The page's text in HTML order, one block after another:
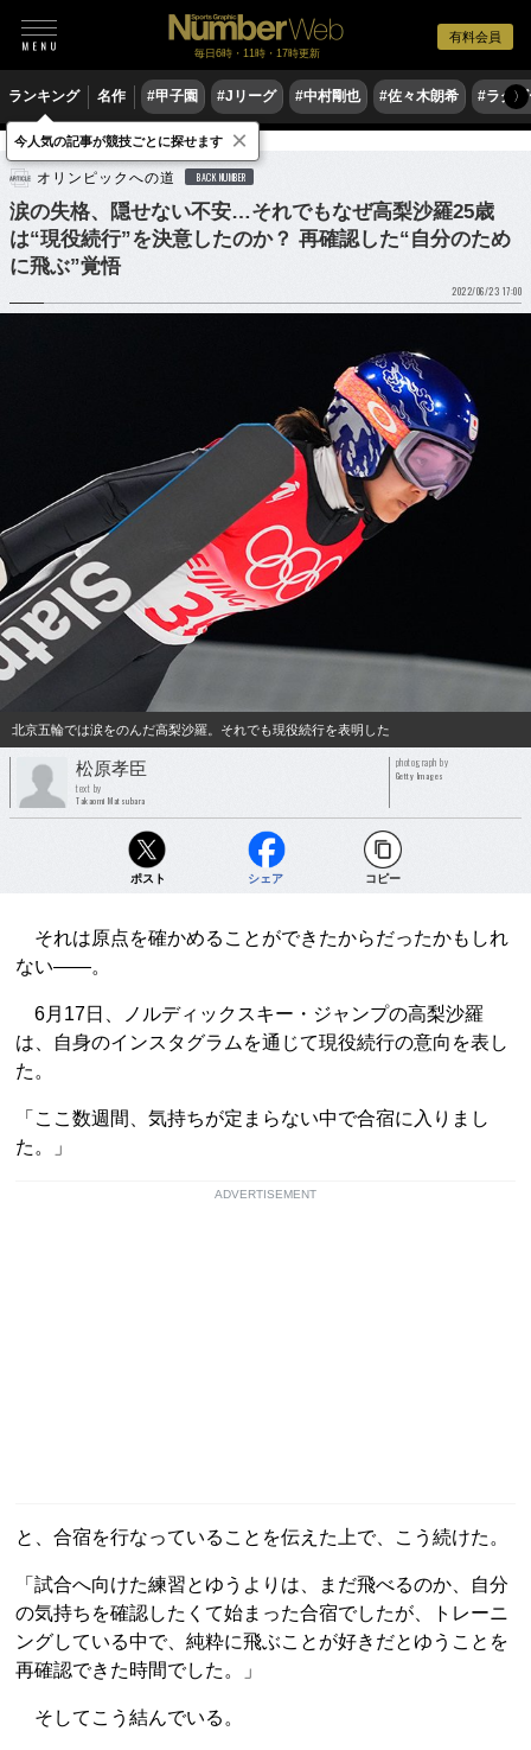
有料会員
毎日6時・11時・17時更新
ランキング 名作 #甲子園 #Jリーグ #中村剛也 #佐々木朗希 #ラグ〉
冬季スポーツ スキージャンプ
オリンピックへの道 BACK NUMBER
涙の失格、隠せない不安…それでもなぜ高梨沙羅25歳
は“現役続行”を決意したのか？ 再確認した“自分のため
に飛ぶ”覚悟
2022/06/23 17:00
北京五輪では涙をのんだ高梨沙羅。それでも現役続行を表明した
松原孝臣
text by
Takaomi Matsubara
photograph by
Getty Images
ポスト シェア コピー
それは原点を確かめることができたからだったかもしれ
ない――。
6月17日、ノルディックスキー・ジャンプの高梨沙羅
は、自身のインスタグラムを通じて現役続行の意向を表し
た。
「ここ数週間、気持ちが定まらない中で合宿に入りまし
た。」
ADVERTISEMENT
と、合宿を行なっていることを伝えた上で、こう続けた。
「試合へ向けた練習とゆうよりは、まだ飛べるのか、自分
の気持ちを確認したくて始まった合宿でしたが、トレーニ
ングしている中で、純粋に飛ぶことが好きだとゆうことを
再確認できた時間でした。」
そしてこう結んでいる。
今人気の記事が競技ごとに探せます ×